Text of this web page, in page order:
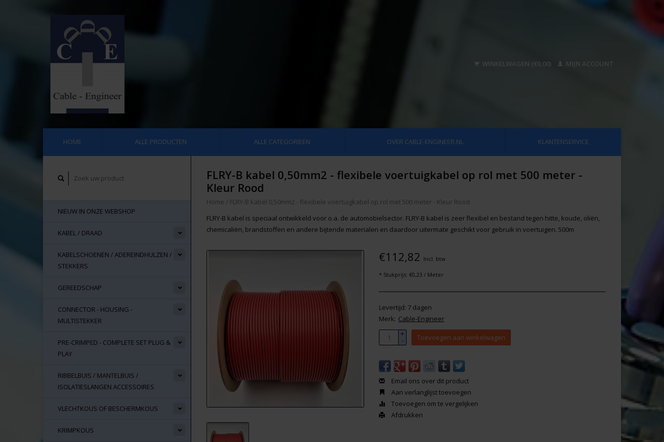
WINKELWAGEN (€0,00) MIJN ACCOUNT
HOME ALLE PRODUCTEN ALLE CATEGORIEËN OVER CABLE-ENGINEER.NL KLANTENSERVICE
NIEUW IN ONZE WEBSHOP
KABEL / DRAAD
KABELSCHOENEN / ADEREINDHULZEN /
STEKKERS
GEREEDSCHAP
CONNECTOR - HOUSING -
MULTISTEKKER
PRE-CRIMPED - COMPLETE SET PLUG &
PLAY
RIBBELBUIS / MANTELBUIS /
ISOLATIESLANGEN ACCESSOIRES
VLECHTKOUS OF BESCHERMKOUS
KRIMPKOUS
FLRY-B kabel 0,50mm2 - flexibele voertuigkabel op rol met 500 meter -
Kleur Rood
Home / FLRY-B kabel 0,50mm2 - flexibele voertuigkabel op rol met 500 meter - Kleur Rood
FLRY-B kabel is speciaal ontwikkeld voor o.a. de automobielsector. FLRY-B kabel is zeer flexibel en bestand tegen hitte, koude, oliën,
chemicaliën, brandstoffen en andere bijtende materialen en daardoor uitermate geschikt voor gebruik in voertuigen. 500m
€112,82 Incl. btw
* Stukprijs: €0,23 / Meter
Levertijd: 7 dagen
Merk: Cable-Engineer
+
- Toevoegen aan winkelwagen
Email ons over dit product
Aan verlanglijst toevoegen
Toevoegen om te vergelijken
Afdrukken